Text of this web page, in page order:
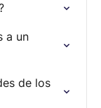
a un
de los